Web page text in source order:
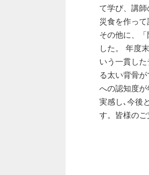
て学び、講師
災食を作っ
その他に、
した。
年度
いう一貫し
る太い背骨
への認知度
実感し､今後
す。皆様のご